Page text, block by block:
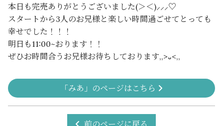
本日も完売ありがとうございました(＞＜)⸝⸝‪⸝♡
スタートから3人のお兄様と楽しい時間過ごせてとっても
幸せでした！！！
明日も11:00~おります！！
ぜひお時間合うお兄様お待ちしております,,>᎑<,,
「みあ」のページはこちら